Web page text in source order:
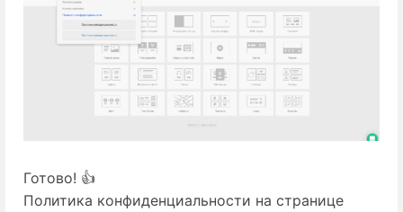
Готово! 👍
Политика конфиденциальности на странице